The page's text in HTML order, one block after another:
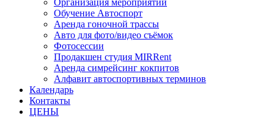
Организация мероприятий
Обучение Автоспорт
Аренда гоночной трассы
Авто для фото/видео съёмок
Фотосессии
Продакшен студия MIRRent
Аренда симрейсинг кокпитов
Алфавит автоспортивных терминов
Календарь
Контакты
ЦЕНЫ